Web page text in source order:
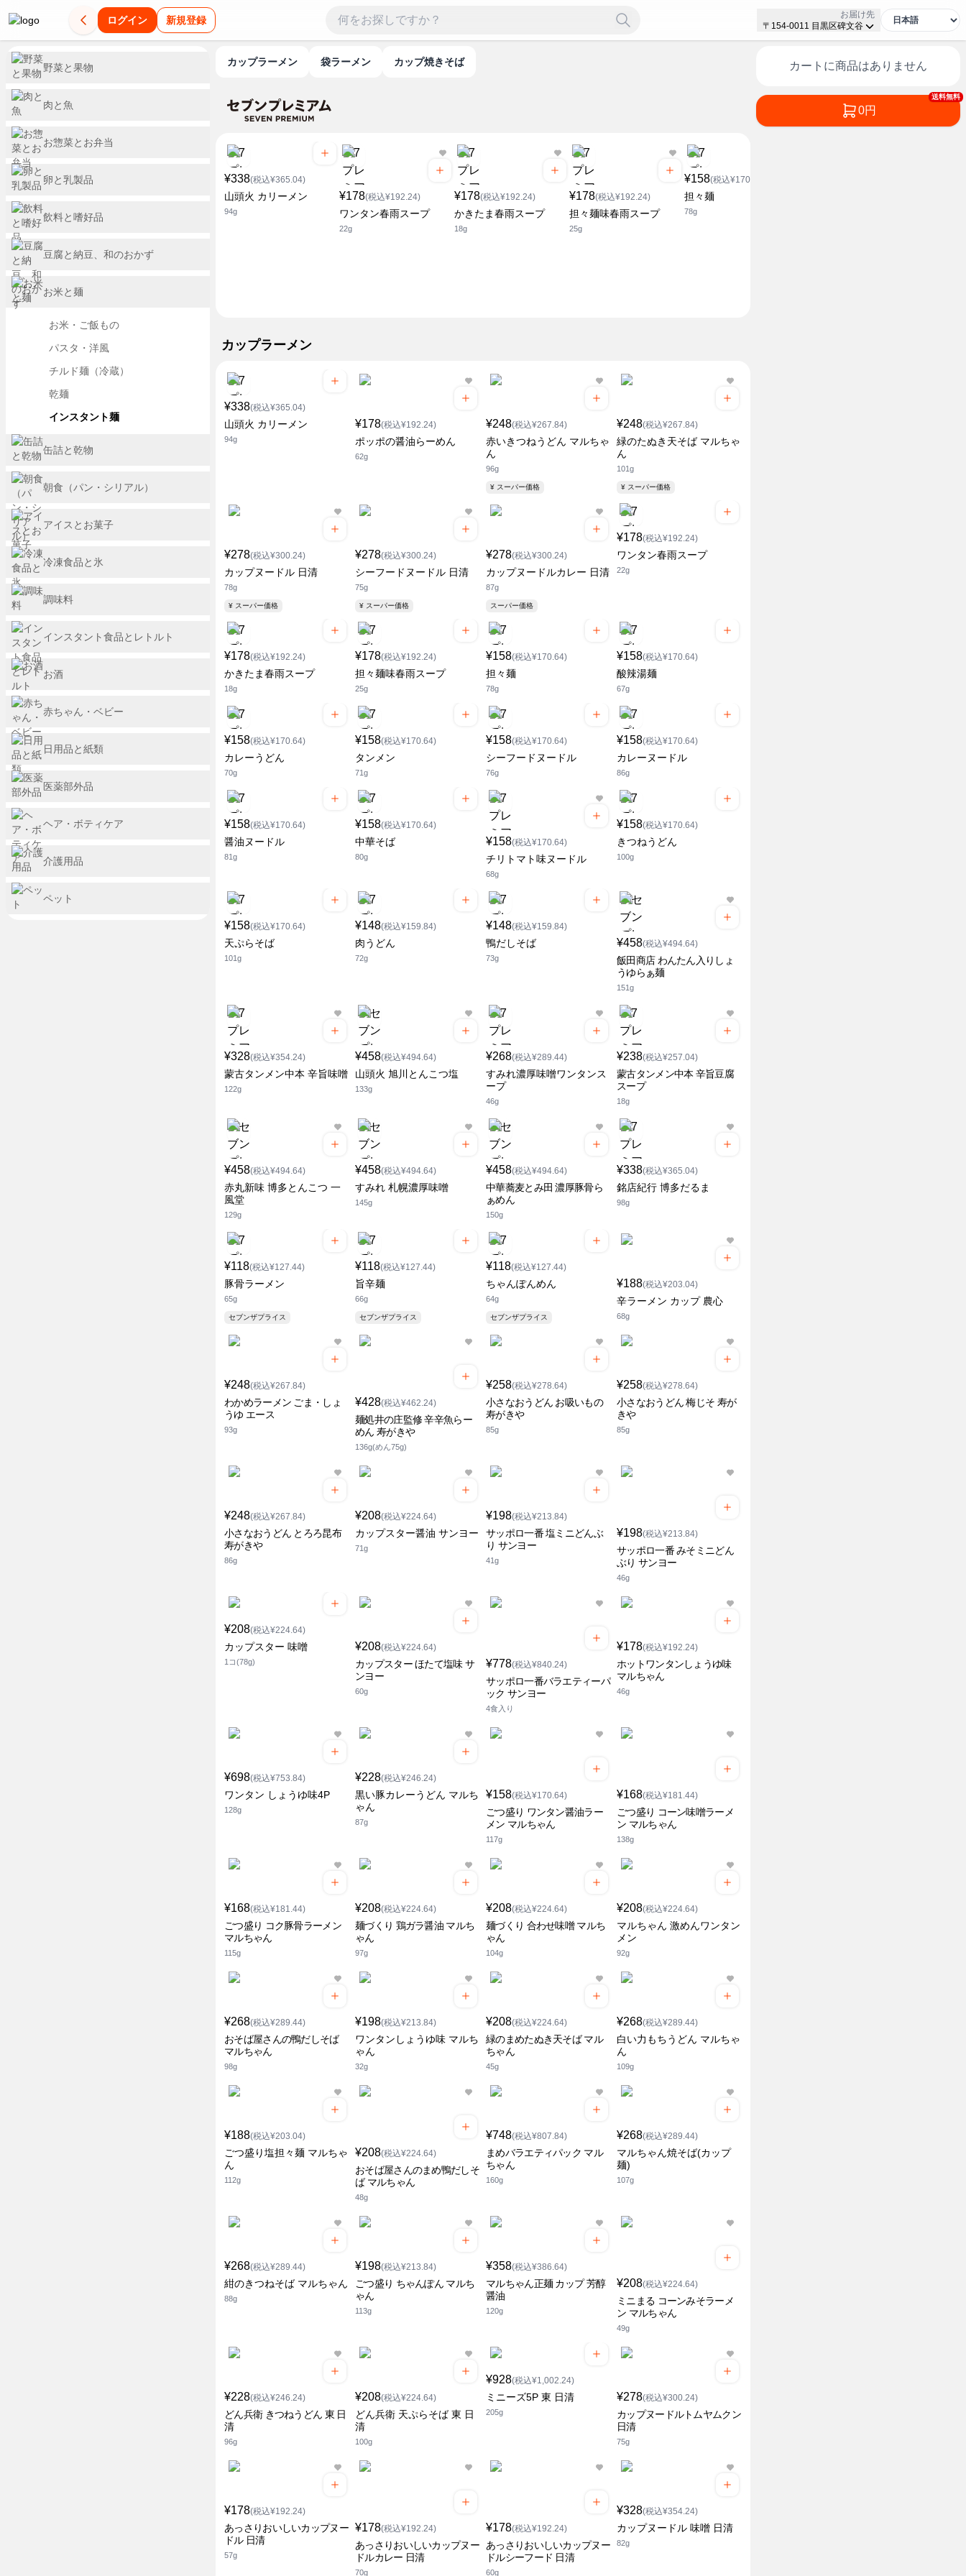
ログイン 新規登録
お届け先
〒154-0011 目黒区碑文谷
カップラーメン 袋ラーメン カップ焼きそば
¥338(税込¥365.04)
山頭火 カリーメン
94g
¥178(税込¥192.24)
ワンタン春雨スープ
22g
¥178(税込¥192.24)
かきたま春雨スープ
18g
¥178(税込¥192.24)
担々麺味春雨スープ
25g
¥158(税込¥170.64)
担々麺
78g
カップラーメン
¥338(税込¥365.04)
山頭火 カリーメン
94g
¥178(税込¥192.24)
ポッポの醤油らーめん
62g
¥248(税込¥267.84)
赤いきつねうどん マルちゃ
ん
96g
¥ スーパー価格
¥248(税込¥267.84)
緑のたぬき天そば マルちゃ
ん
101g
¥ スーパー価格
¥278(税込¥300.24)
カップヌードル 日清
78g
¥ スーパー価格
¥278(税込¥300.24)
シーフードヌードル 日清
75g
¥ スーパー価格
¥278(税込¥300.24)
カップヌードルカレー 日清
87g
スーパー価格
¥178(税込¥192.24)
ワンタン春雨スープ
22g
¥178(税込¥192.24)
かきたま春雨スープ
18g
¥178(税込¥192.24)
担々麺味春雨スープ
25g
¥158(税込¥170.64)
担々麺
78g
¥158(税込¥170.64)
酸辣湯麺
67g
¥158(税込¥170.64)
カレーうどん
70g
¥158(税込¥170.64)
タンメン
71g
¥158(税込¥170.64)
シーフードヌードル
76g
¥158(税込¥170.64)
カレーヌードル
86g
¥158(税込¥170.64)
醤油ヌードル
81g
¥158(税込¥170.64)
中華そば
80g
¥158(税込¥170.64)
チリトマト味ヌードル
68g
¥158(税込¥170.64)
きつねうどん
100g
¥158(税込¥170.64)
天ぷらそば
101g
¥148(税込¥159.84)
肉うどん
72g
¥148(税込¥159.84)
鴨だしそば
73g
¥458(税込¥494.64)
飯田商店 わんたん入りしょ
うゆらぁ麺
151g
¥328(税込¥354.24)
蒙古タンメン中本 辛旨味噌
122g
¥458(税込¥494.64)
山頭火 旭川とんこつ塩
133g
¥268(税込¥289.44)
すみれ濃厚味噌ワンタンス
ープ
46g
¥238(税込¥257.04)
蒙古タンメン中本 辛旨豆腐
スープ
18g
¥458(税込¥494.64)
赤丸新味 博多とんこつ 一
風堂
129g
¥458(税込¥494.64)
すみれ 札幌濃厚味噌
145g
¥458(税込¥494.64)
中華蕎麦とみ田 濃厚豚骨ら
ぁめん
150g
¥338(税込¥365.04)
銘店紀行 博多だるま
98g
¥118(税込¥127.44)
豚骨ラーメン
65g
セブンザプライス
¥118(税込¥127.44)
旨辛麺
66g
セブンザプライス
¥118(税込¥127.44)
ちゃんぽんめん
64g
セブンザプライス
¥188(税込¥203.04)
辛ラーメン カップ 農心
68g
¥248(税込¥267.84)
わかめラーメン ごま・しょ
うゆ エース
93g
¥428(税込¥462.24)
麺処井の庄監修 辛辛魚らー
めん 寿がきや
136g(めん75g)
¥258(税込¥278.64)
小さなおうどん お吸いもの
寿がきや
85g
¥258(税込¥278.64)
小さなおうどん 梅じそ 寿が
きや
85g
¥248(税込¥267.84)
小さなおうどん とろろ昆布
寿がきや
86g
¥208(税込¥224.64)
カップスター醤油 サンヨー
71g
¥198(税込¥213.84)
サッポロ一番 塩ミニどんぶ
り サンヨー
41g
¥198(税込¥213.84)
サッポロ一番 みそミニどん
ぶり サンヨー
46g
¥208(税込¥224.64)
カップスター 味噌
1コ(78g)
¥208(税込¥224.64)
カップスター ほたて塩味 サ
ンヨー
60g
¥778(税込¥840.24)
サッポロ一番バラエティーパ
ック サンヨー
4食入り
¥178(税込¥192.24)
ホットワンタンしょうゆ味
マルちゃん
46g
¥698(税込¥753.84)
ワンタン しょうゆ味4P
128g
¥228(税込¥246.24)
黒い豚カレーうどん マルち
ゃん
87g
¥158(税込¥170.64)
ごつ盛り ワンタン醤油ラー
メン マルちゃん
117g
¥168(税込¥181.44)
ごつ盛り コーン味噌ラーメ
ン マルちゃん
138g
¥168(税込¥181.44)
ごつ盛り コク豚骨ラーメン
マルちゃん
115g
¥208(税込¥224.64)
麺づくり 鶏ガラ醤油 マルち
ゃん
97g
¥208(税込¥224.64)
麺づくり 合わせ味噌 マルち
ゃん
104g
¥208(税込¥224.64)
マルちゃん 激めんワンタン
メン
92g
¥268(税込¥289.44)
おそば屋さんの鴨だしそば
マルちゃん
98g
¥198(税込¥213.84)
ワンタンしょうゆ味 マルち
ゃん
32g
¥208(税込¥224.64)
緑のまめたぬき天そば マル
ちゃん
45g
¥268(税込¥289.44)
白い力もちうどん マルちゃ
ん
109g
¥188(税込¥203.04)
ごつ盛り塩担々麺 マルちゃ
ん
112g
¥208(税込¥224.64)
おそば屋さんのまめ鴨だしそ
ば マルちゃん
48g
¥748(税込¥807.84)
まめバラエティパック マル
ちゃん
160g
¥268(税込¥289.44)
マルちゃん焼そば(カップ
麺)
107g
¥268(税込¥289.44)
紺のきつねそば マルちゃん
88g
¥198(税込¥213.84)
ごつ盛り ちゃんぽん マルち
ゃん
113g
¥358(税込¥386.64)
マルちゃん正麺 カップ 芳醇
醤油
120g
¥208(税込¥224.64)
ミニまる コーンみそラーメ
ン マルちゃん
49g
¥228(税込¥246.24)
どん兵衛 きつねうどん 東 日
清
96g
¥208(税込¥224.64)
どん兵衛 天ぷらそば 東 日
清
100g
¥928(税込¥1,002.24)
ミニーズ5P 東 日清
205g
¥278(税込¥300.24)
カップヌードルトムヤムクン
日清
75g
¥178(税込¥192.24)
あっさりおいしいカップヌー
ドル 日清
57g
¥178(税込¥192.24)
あっさりおいしいカップヌー
ドルカレー 日清
70g
¥178(税込¥192.24)
あっさりおいしいカップヌー
ドルシーフード 日清
60g
¥328(税込¥354.24)
カップヌードル 味噌 日清
82g
カートに商品はありません
送料無料
0円
野菜と果物
肉と魚
お惣菜とお弁当
卵と乳製品
飲料と嗜好品
豆腐と納豆、和のおかず
お米と麺
お米・ご飯もの
パスタ・洋風
チルド麺（冷蔵）
乾麺
インスタント麺
缶詰と乾物
朝食（パン・シリアル）
アイスとお菓子
冷凍食品と氷
調味料
インスタント食品とレトルト
お酒
赤ちゃん・ベビー
日用品と紙類
医薬部外品
ヘア・ボティケア
介護用品
ペット